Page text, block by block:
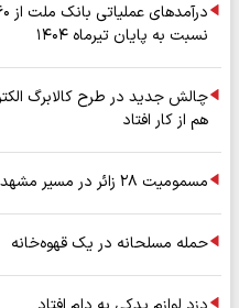
نسبت به پایان تیرماه ۱۴۰۴
چالش جدید در طرح کالابرگ
هم از کار افتاد
مسمومیت ۲۸ زائر در مسیر مشهد
حمله مسلحانه در یک قهوه‌خانه